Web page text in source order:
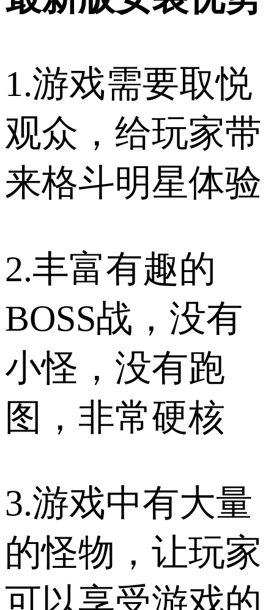
1.游戏需要取悦
观众，给玩家带
来格斗明星体验
2.丰富有趣的
BOSS战，没有
小怪，没有跑
图，非常硬核
3.游戏中有大量
的怪物，让玩家